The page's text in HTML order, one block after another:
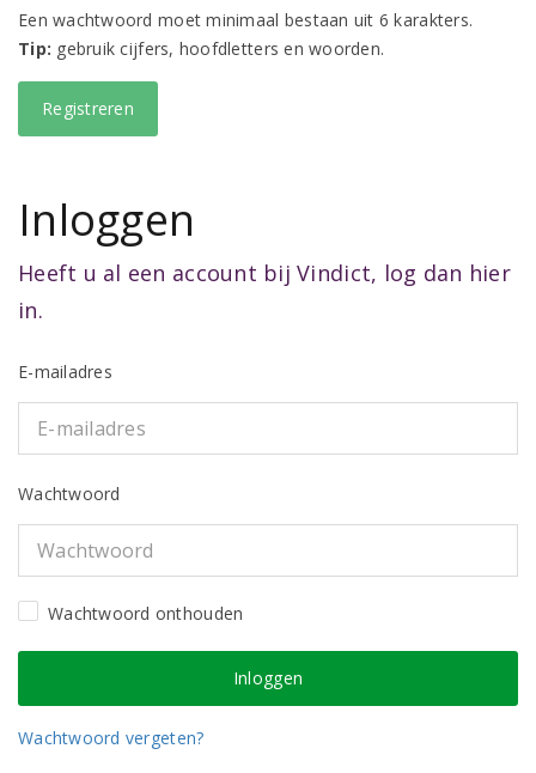
Een wachtwoord moet minimaal bestaan uit 6 karakters.
Tip: gebruik cijfers, hoofdletters en woorden.
Inloggen
Heeft u al een account bij Vindict, log dan hier
in.
E-mailadres
Wachtwoord
Wachtwoord onthouden
Wachtwoord vergeten?